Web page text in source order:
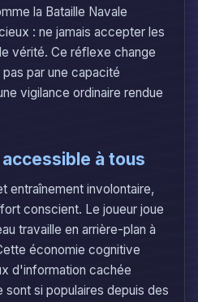
la Bataille Navale
: ne jamais accepter les
vérité. Ce réflexe change
par une capacité
vigilance ordinaire rendue
à tous
entraînement involontaire,
conscient. Le joueur joue
travaille en arrière-plan à
économie cognitive
d'information cachée
sont si populaires depuis des